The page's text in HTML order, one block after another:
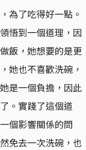
為了吃得好一點。
悟到一個道理，因
飯，她想要的是更
她也不喜歡洗碗，
是一個負擔，因此
。實踐了這個道
個影響關係的問
免去一次洗碗，也